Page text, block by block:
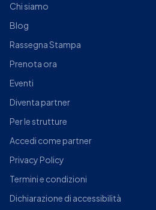
Chi siamo
Blog
Rassegna Stampa
Prenota ora
Eventi
Diventa partner
Per le strutture
Accedi come partner
Privacy Policy
Termini e condizioni
Dichiarazione di accessibilità